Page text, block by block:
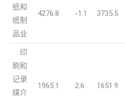
纸和
纸制
品业
4276.8 -1.1 3735.5
印
刷和
记录
媒介
1965.1 2.6 1651.9